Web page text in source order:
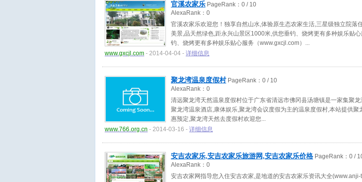
官溪农家乐 PageRank： 0 / 10
AlexaRank： 0
官溪农家乐欢迎您！独享自然山水,体验原生态农家生活,三星级独立院落
美景,品天然绿色,距永兴山景区1000米,供您垂钓、烧烤更有多种娱乐贴
钓、烧烤更有多种娱乐贴心服务（www.gxcjl.com）
www.gxcjl.com - 2014-04-04 - 详细信息
聚龙湾温泉度假村PageRank： 0 / 10
AlexaRank： 0
清远聚龙湾天然温泉度假村位于广东省清远市佛冈县汤塘镇是一家集聚龙
聚龙湾温泉酒店,康体娱乐,聚龙湾会议度假为主的温泉度假村,本站提供聚
惠预定,聚龙湾天然去度假村欢迎您
www.766.org.cn - 2014-03-16 - 详细信息
安吉农家乐,安吉农家乐旅游网,安吉农家乐价格 PageRank： 0 /
AlexaRank： 0
安吉农家网指导您入住安吉农家,是地道的安吉农家乐资讯大全